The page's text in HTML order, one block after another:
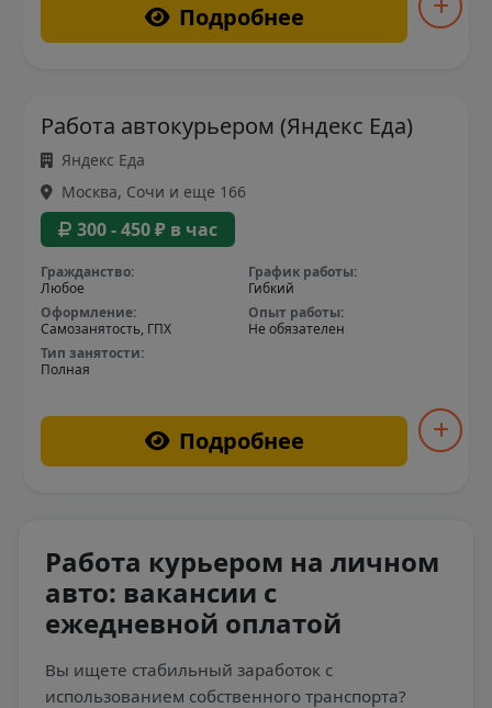
Подробнее
Работа автокурьером (Яндекс Еда)
Яндекс Еда
Москва, Сочи и еще 166
300 - 450 ₽ в час
Гражданство:
Любое
График работы:
Гибкий
Оформление:
Самозанятость, ГПХ
Опыт работы:
Не обязателен
Тип занятости:
Полная
Подробнее
Работа курьером на личном
авто: вакансии с
ежедневной оплатой
Вы ищете стабильный заработок с
использованием собственного транспорта?